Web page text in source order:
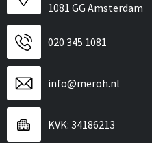
1081 GG Amsterdam
020 345 1081
info@meroh.nl
KVK: 34186213